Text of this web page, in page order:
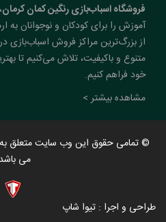
فروشگاه اسباب‌بازی رنگین کمان کرمان
آموزش را برای کودکان و نوجوانان به
از بزرگ‌ترین مراکز فروش اسباب‌بازی
متنوع و باکیفیت، تلاش می‌کنیم تا
خود فراهم کنیم.
مشاهده بیشتر >
© تمامی حقوق این وب سایت متعلق به
می
طراحی و اجرا : تیوا شاپ